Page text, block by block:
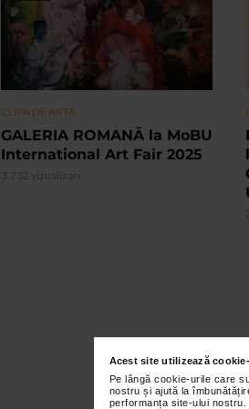
Acest site utilizează
Pe lângă cookie-urile care
nostru și ajută la
performanța site-ului
CLIPA DE ARTA
GALERIA ROMANĂ la MoBU
International Art Fair 2025
3.732 vizualizari